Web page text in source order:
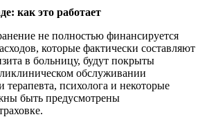
как это работает
не полностью финансируется
которые фактически составляют
в больницу, будут покрыты
обслуживании
терапевта, психолога и некоторые
быть предусмотрены